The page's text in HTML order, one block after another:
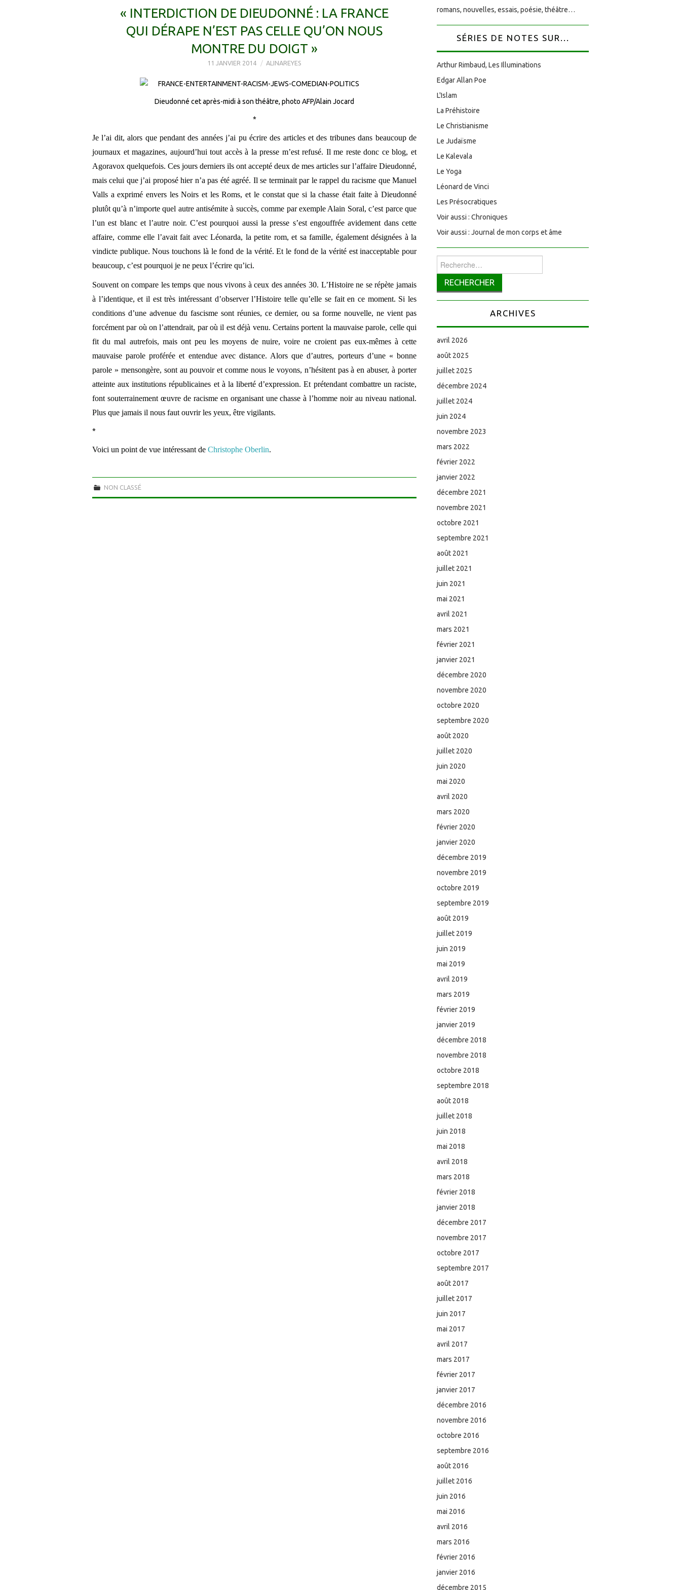
« INTERDICTION DE DIEUDONNÉ : LA FRANCE
QUI DÉRAPE N’EST PAS CELLE QU’ON NOUS
MONTRE DU DOIGT »
11 JANVIER 2014 ALINAREYES
Dieudonné cet après-midi à son théâtre, photo AFP/Alain Jocard
*
Je l’ai dit, alors que pendant des années j’ai pu écrire des articles et des tribunes dans beaucoup de
journaux et magazines, aujourd’hui tout accès à la presse m’est refusé. Il me reste donc ce blog, et
Agoravox quelquefois. Ces jours derniers ils ont accepté deux de mes articles sur l’affaire Dieudonné,
mais celui que j’ai proposé hier n’a pas été agréé. Il se terminait par le rappel du racisme que Manuel
Valls a exprimé envers les Noirs et les Roms, et le constat que si la chasse était faite à Dieudonné
plutôt qu’à n’importe quel autre antisémite à succès, comme par exemple Alain Soral, c’est parce que
l’un est blanc et l’autre noir. C’est pourquoi aussi la presse s’est engouffrée avidement dans cette
affaire, comme elle l’avait fait avec Léonarda, la petite rom, et sa famille, également désignées à la
vindicte publique. Nous touchons là le fond de la vérité. Et le fond de la vérité est inacceptable pour
beaucoup, c’est pourquoi je ne peux l’écrire qu’ici.
Souvent on compare les temps que nous vivons à ceux des années 30. L’Histoire ne se répète jamais
à l’identique, et il est très intéressant d’observer l’Histoire telle qu’elle se fait en ce moment. Si les
conditions d’une advenue du fascisme sont réunies, ce dernier, ou sa forme nouvelle, ne vient pas
forcément par où on l’attendrait, par où il est déjà venu. Certains portent la mauvaise parole, celle qui
fit du mal autrefois, mais ont peu les moyens de nuire, voire ne croient pas eux-mêmes à cette
mauvaise parole proférée et entendue avec distance. Alors que d’autres, porteurs d’une « bonne
parole » mensongère, sont au pouvoir et comme nous le voyons, n’hésitent pas à en abuser, à porter
atteinte aux institutions républicaines et à la liberté d’expression. Et prétendant combattre un raciste,
font souterrainement œuvre de racisme en organisant une chasse à l’homme noir au niveau national.
Plus que jamais il nous faut ouvrir les yeux, être vigilants.
*
Voici un point de vue intéressant de Christophe Oberlin.
NON CLASSÉ
romans, nouvelles, essais, poésie, théâtre…
SÉRIES DE NOTES SUR...
Arthur Rimbaud, Les Illuminations
Edgar Allan Poe
L'Islam
La Préhistoire
Le Christianisme
Le Judaïsme
Le Kalevala
Le Yoga
Léonard de Vinci
Les Présocratiques
Voir aussi : Chroniques
Voir aussi : Journal de mon corps et âme
Rechercher :
ARCHIVES
avril 2026
août 2025
juillet 2025
décembre 2024
juillet 2024
juin 2024
novembre 2023
mars 2022
février 2022
janvier 2022
décembre 2021
novembre 2021
octobre 2021
septembre 2021
août 2021
juillet 2021
juin 2021
mai 2021
avril 2021
mars 2021
février 2021
janvier 2021
décembre 2020
novembre 2020
octobre 2020
septembre 2020
août 2020
juillet 2020
juin 2020
mai 2020
avril 2020
mars 2020
février 2020
janvier 2020
décembre 2019
novembre 2019
octobre 2019
septembre 2019
août 2019
juillet 2019
juin 2019
mai 2019
avril 2019
mars 2019
février 2019
janvier 2019
décembre 2018
novembre 2018
octobre 2018
septembre 2018
août 2018
juillet 2018
juin 2018
mai 2018
avril 2018
mars 2018
février 2018
janvier 2018
décembre 2017
novembre 2017
octobre 2017
septembre 2017
août 2017
juillet 2017
juin 2017
mai 2017
avril 2017
mars 2017
février 2017
janvier 2017
décembre 2016
novembre 2016
octobre 2016
septembre 2016
août 2016
juillet 2016
juin 2016
mai 2016
avril 2016
mars 2016
février 2016
janvier 2016
décembre 2015